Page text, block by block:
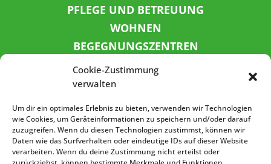
Cookie-Zustimmung
verwalten
Um dir ein optimales Erlebnis zu bieten, verwenden wir Technologien
wie Cookies, um Geräteinformationen zu speichern und/oder darauf
zuzugreifen. Wenn du diesen Technologien zustimmst, können wir
Daten wie das Surfverhalten oder eindeutige IDs auf dieser Website
verarbeiten. Wenn du deine Zustimmung nicht erteilst oder
PFLEGE UND BETREUUNG
WOHNEN
BEGEGNUNGSZENTREN
KINDER UND JUGEND
KONTAKT
SPENDENKONTO
Sozialbank